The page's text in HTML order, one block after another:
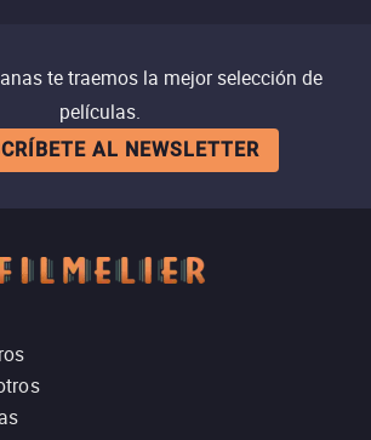
te traemos la mejor selección de
películas.
AL NEWSLETTER